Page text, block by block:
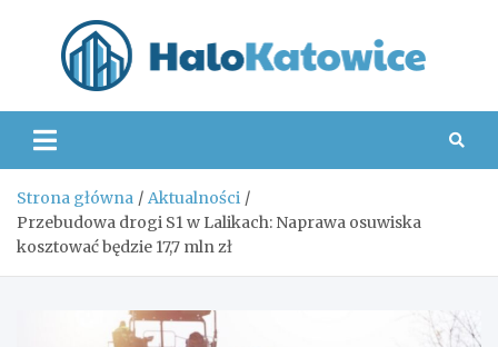
Strona główna
Aktualności
Przebudowa drogi S1 w Lalikach: Naprawa osuwiska
kosztować będzie 17,7 mln zł